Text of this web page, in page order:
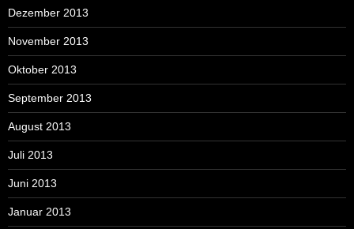
Dezember 2013
November 2013
Oktober 2013
September 2013
August 2013
Juli 2013
Juni 2013
Januar 2013